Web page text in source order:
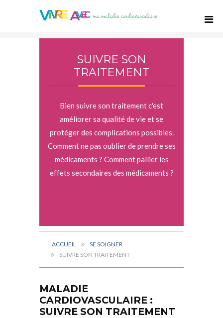
SUIVRE SON
TRAITEMENT
Bien suivre son traitement c'est
améliorer sa qualité de vie et se
protéger des complications possibles.
Comment ne pas oublier de prendre ses
médicaments ? Comment pallier les
effets secondaires des médicaments ?
ACCUEIL
SE SOIGNER
SUIVRE SON TRAITEMENT
MALADIE
CARDIOVASCULAIRE :
SUIVRE SON TRAITEMENT